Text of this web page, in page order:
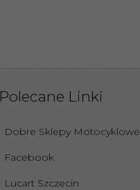
Polecane Linki
Dobre Sklepy Motocyklowe
Facebook
Lucart Szczecin